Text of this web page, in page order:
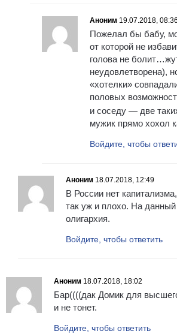
Аноним 19.07.2018, 08:36
Пожелал бы бабу,
от которой не
голова не
неудовлетворена),
«хотелки»
половых
и соседу — две
мужик прямо хохол
Войдите, чтобы
Аноним 18.07.2018, 12:49
В России нет
так уж и плохо. На
олигархия.
Войдите, чтобы ответить
Аноним 18.07.2018, 18:02
Бар((((дак Домик для
и не тонет.
Войдите, чтобы ответить